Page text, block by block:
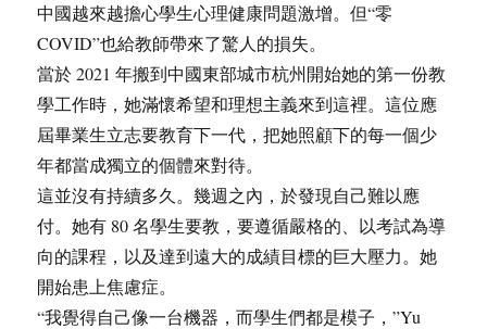
中國越來越擔心學生心理健康問題激增。但“零
COVID”也給教師帶來了驚人的損失。
當於 2021 年搬到中國東部城市杭州開始她的第一份教
學工作時，她滿懷希望和理想主義來到這裡。這位應
屆畢業生立志要教育下一代，把她照顧下的每一個少
年都當成獨立的個體來對待。
這並沒有持續多久。幾週之內，於發現自己難以應
付。她有 80 名學生要教，要遵循嚴格的、以考試為導
向的課程，以及達到遠大的成績目標的巨大壓力。她
開始患上焦慮症。
“我覺得自己像一台機器，而學生們都是模子，”Yu